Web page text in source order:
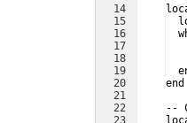
14
15
16
17
18
19
20
21
22
    end
--